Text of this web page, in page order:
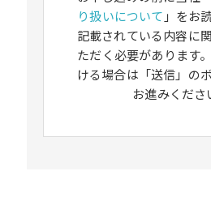
り扱いについて 」をお
記載されている内容に
ただく必要があります
ける場合は「送信」の
お進みくださ